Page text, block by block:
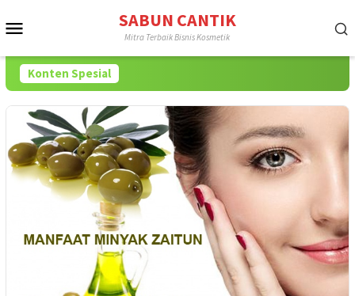
ke
SABUN CANTIK
Mitra Terbaik Bisnis Kosmetik
Konten Spesial